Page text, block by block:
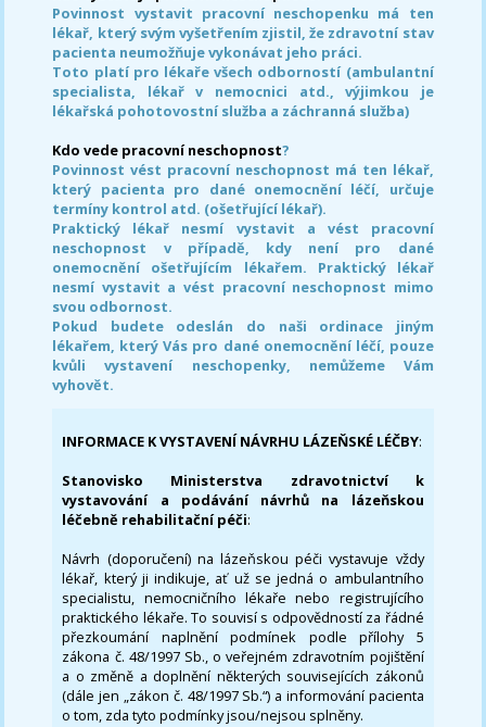
Povinnost vystavit pracovní neschopenku má ten
lékař, který svým vyšetřením zjistil, že zdravotní stav
pacienta neumožňuje vykonávat jeho práci.
Toto platí pro lékaře všech odborností (ambulantní
specialista, lékař v nemocnici atd., výjimkou je
lékařská pohotovostní služba a záchranná služba)
Kdo vede pracovní neschopnost?
Povinnost vést pracovní neschopnost má ten lékař,
který pacienta pro dané onemocnění léčí, určuje
termíny kontrol atd. (ošetřující lékař).
Praktický lékař nesmí vystavit a vést pracovní
neschopnost v případě, kdy není pro dané
onemocnění ošetřujícím lékařem. Praktický lékař
nesmí vystavit a vést pracovní neschopnost mimo
svou odbornost.
Pokud budete odeslán do naši ordinace jiným
lékařem, který Vás pro dané onemocnění léčí, pouze
kvůli vystavení neschopenky, nemůžeme Vám
vyhovět.
INFORMACE K VYSTAVENÍ NÁVRHU LÁZEŇSKÉ LÉČBY:
Stanovisko Ministerstva zdravotnictví k
vystavování a podávání návrhů na lázeňskou
léčebně rehabilitační péči:
Návrh (doporučení) na lázeňskou péči vystavuje vždy
lékař, který ji indikuje, ať už se jedná o ambulantního
specialistu, nemocničního lékaře nebo registrujícího
praktického lékaře. To souvisí s odpovědností za řádné
přezkoumání naplnění podmínek podle přílohy 5
zákona č. 48/1997 Sb., o veřejném zdravotním pojištění
a o změně a doplnění některých souvisejících zákonů
(dále jen „zákon č. 48/1997 Sb.“) a informování pacienta
o tom, zda tyto podmínky jsou/nejsou splněny.